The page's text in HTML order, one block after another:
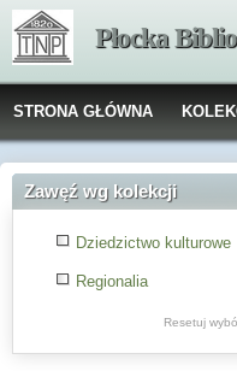
Płocka
STRONA GŁÓWNA
Zawęź wg kolekcji
Dziedzictwo kulturowe
Regionalia
Resetuj